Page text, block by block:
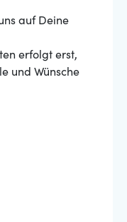
auf Deine
erfolgt erst,
und Wünsche